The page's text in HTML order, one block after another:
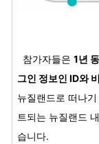
참가자들은 1년
그인 정보인 ID와
뉴질랜드로 떠나
트되는 뉴질랜드
습니다.